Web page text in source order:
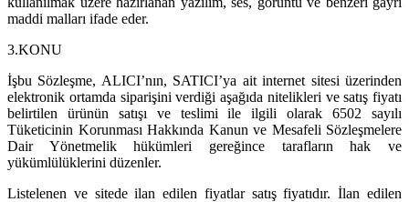
maddi malları ifade eder.
3.KONU
İşbu Sözleşme, ALICI’nın, SATICI’ya ait internet sitesi üzerinden
elektronik ortamda siparişini verdiği aşağıda nitelikleri ve satış fiyatı
belirtilen ürünün satışı ve teslimi ile ilgili olarak 6502 sayılı
Tüketicinin Korunması Hakkında Kanun ve Mesafeli Sözleşmelere
Dair Yönetmelik hükümleri gereğince tarafların hak ve
yükümlülüklerini düzenler.
Listelenen ve sitede ilan edilen fiyatlar satış fiyatıdır. İlan edilen